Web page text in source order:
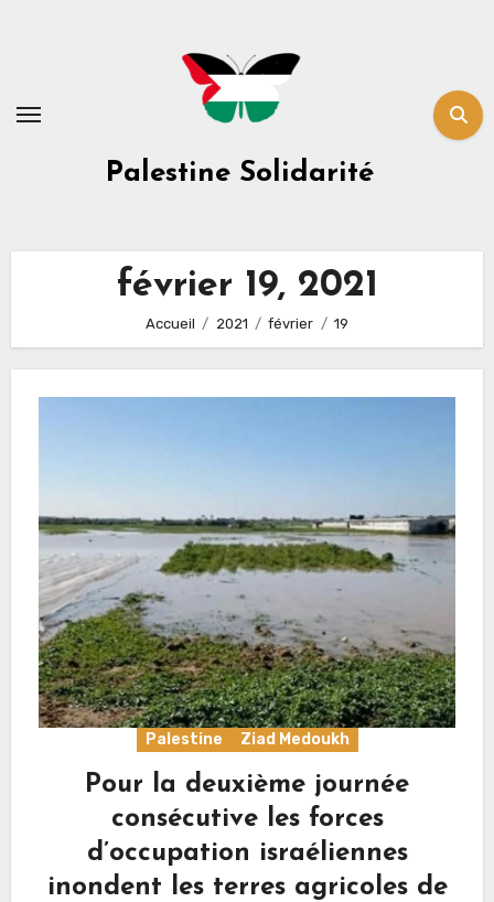
Palestine Solidarité
février 19, 2021
Accueil 2021 février 19
Palestine Ziad Medoukh
Pour la deuxième journée
consécutive les forces
d’occupation israéliennes
inondent les terres agricoles de